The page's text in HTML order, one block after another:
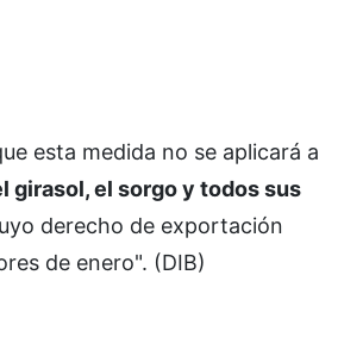
esta medida no se aplicará a
girasol, el sorgo y todos sus
derecho de exportación
de enero". (DIB)